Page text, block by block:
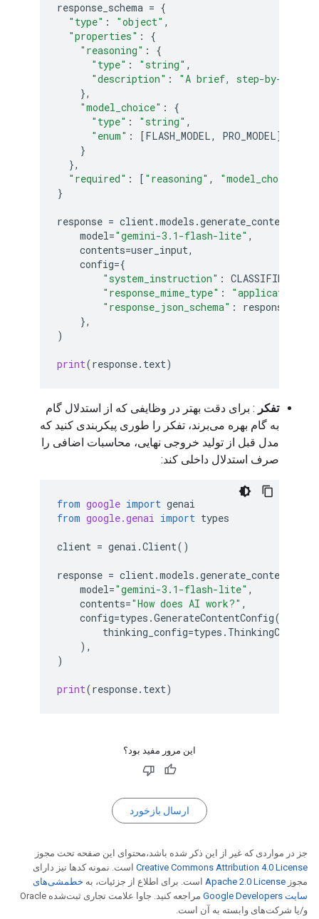
response_schema = {
"type" : "object" ,
"properties" :
{
"reasoning" :
{
"type" : "string" ,
"description" :
"A brief, step-by-step
},
"model_choice" :
{
"type" : "string" ,
"enum" : [FLASH_MODEL, PRO_MODEL]
}
},
"required" : [ "reasoning" , "model_choice"
}
response = client.models .generate_content
model="gemini-3.1-flash-lite" ,
contents=user_input,
config={
"system_instruction" :
"response_mime_type" :
"application/
"response_json_schema" :
},
)
print(response. text)
تفکر : برای دقت بهتر در وظایفی که از استدلال گام
به گام بهره می‌برند، تفکر را طوری پیکربندی کنید که
مدل قبل از تولید خروجی نهایی، محاسبات اضافی را
صرف استدلال داخلی کند:
from google import genai
from google.genai import types
client = genai .Client()
response = client.models .generate_content
model="gemini-3.1-flash-lite" ,
contents="How does AI work?" ,
config=types .GenerateContentConfig(
thinking_config=types . ThinkingConfig
),
)
print(response. text)
این مرور مفید بود؟
ارسال بازخورد
جز در مواردی که غیر از این ذکر شده باشد،‌محتوای این صفحه تحت مجوز
Creative Commons Attribution 4.0 License است. نمونه کدها نیز دارای
مجوز Apache 2.0 License است. برای اطلاع از جزئیات، به خطمشی‌های
سایت Google Developers‏
مراجعه کنید. جاوا علامت تجاری ثبت‌شده Oracle
و/یا شرکت‌های وابسته به آن است.